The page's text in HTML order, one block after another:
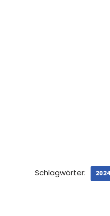
Schlagwörter: 2024